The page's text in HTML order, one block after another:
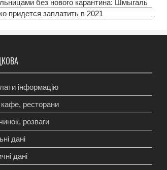
без нового карантина: Шмыгаль
придется заплатить в 2021
інформацію
ресторани
розваги
дані
дані